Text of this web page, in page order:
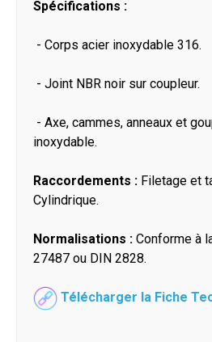
Spécifications :
- Corps acier inoxydable 316.
- Joint NBR noir sur coupleur.
- Axe, cammes, anneaux et
inoxydable.
Raccordements : Filetage et
Cylindrique.
Normalisations : Conforme à
27487 ou DIN 2828.
Télécharger la Fiche